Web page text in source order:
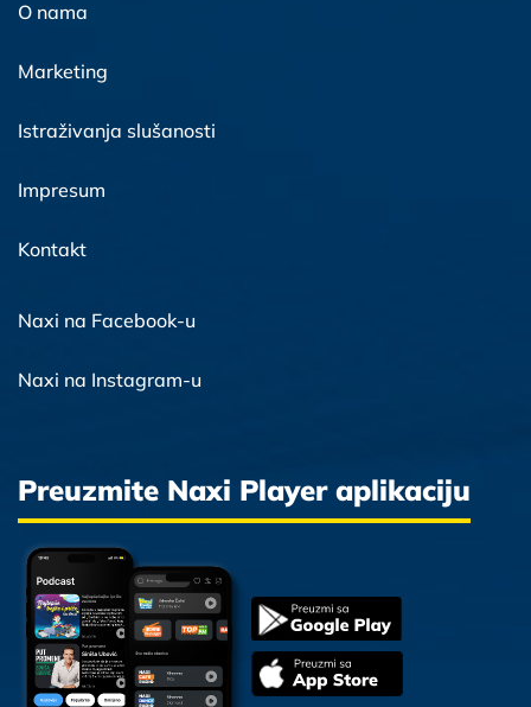
O nama
Marketing
Istraživanja slušanosti
Impresum
Kontakt
Naxi na Facebook-u
Naxi na Instagram-u
Preuzmite Naxi Player aplikaciju